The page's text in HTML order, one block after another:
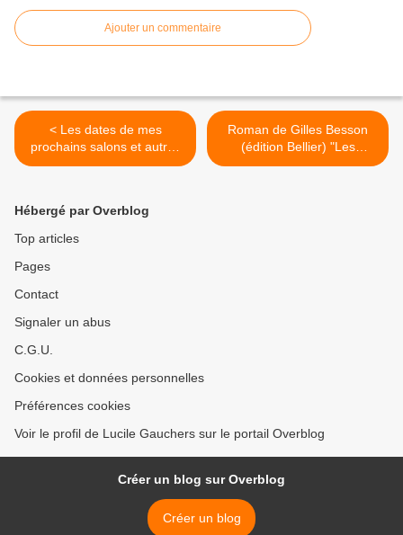
Ajouter un commentaire
< Les dates de mes
prochains salons et autres
informations
Roman de Gilles Besson
(édition Bellier) "Les
démons du passé ne
Hébergé par Overblog
Top articles
Pages
Contact
Signaler un abus
C.G.U.
Cookies et données personnelles
Préférences cookies
Voir le profil de Lucile Gauchers sur le portail Overblog
Créer un blog sur Overblog
Créer un blog